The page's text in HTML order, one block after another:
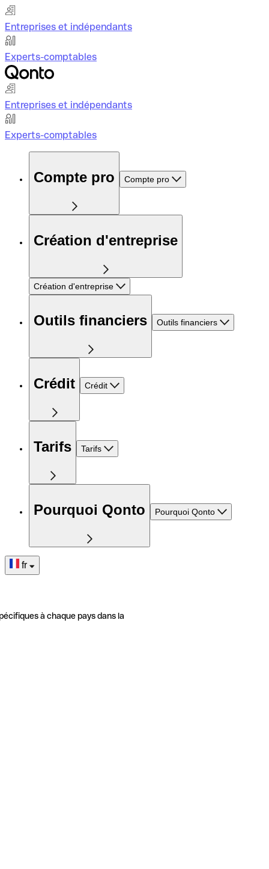
Entreprises et indépendants
Experts-comptables
Entreprises et indépendants
Experts-comptables
Compte pro Compte pro
Création d'entreprise
Création d'entreprise
Outils financiers Outils financiers
Crédit Crédit
Tarifs Tarifs
Pourquoi Qonto Pourquoi Qonto
fr
à chaque pays dans la